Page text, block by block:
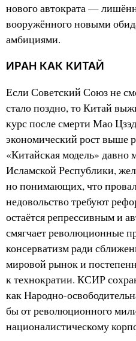
нового автократа —
вооружённого новыми
амбициями.
ИРАН КАК КИТАЙ
Если Советский Союз не
стало поздно, то Китай
курс после смерти Мао
экономический рост выше
«Китайская модель» давно
Исламской Республики,
но понимающих, что
недовольство требуют
остаётся репрессивным и
смягчает революционные
консерватизм ради
мировой рынок и
к технократии. КСИР
как Народно-
бы от революционного
националистическому